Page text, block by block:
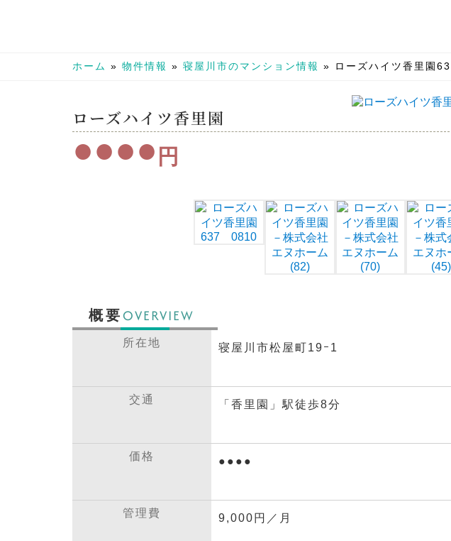
ホーム » 物件情報 » 寝屋川市のマンション情報 » ローズハイツ香里園
ローズハイツ香里園
●●●● 円
概要OVERVIEW
所在地 寝屋川市松屋町19ｰ1
交通 「香里園」駅徒歩8分
価格 ●●●●
管理費 9,000円／月